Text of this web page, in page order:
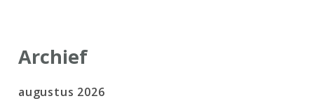
Archief
augustus 2026